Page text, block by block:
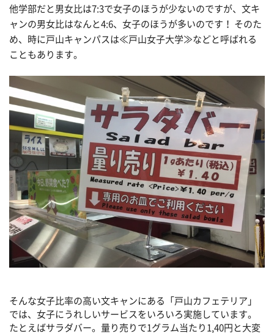
他学部だと男女比は7:3で女子のほうが少ないのですが、文キ
ャンの男女比はなんと4:6、女子のほうが多いのです！ そのた
め、時に戸山キャンパスは≪戸山女子大学≫などと呼ばれる
こともあります。
そんな女子比率の高い文キャンにある「戸山カフェテリア」
では、女子にうれしいサービスをいろいろ実施しています。
たとえばサラダバー。量り売りで1グラム当たり1,40円と大変